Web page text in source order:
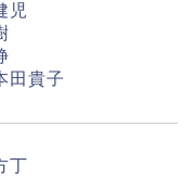
児
田貴子
丁